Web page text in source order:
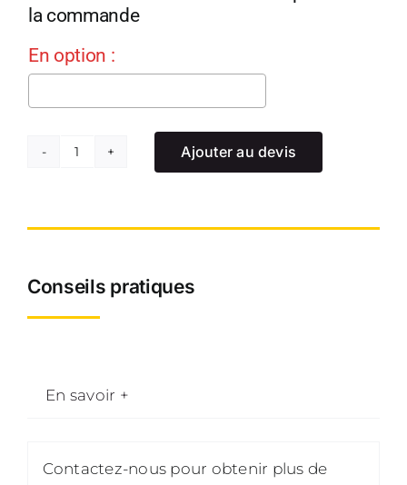
la commande
En option :
marches
Ajouter au devis
Conseils pratiques
En savoir +
Contactez-nous pour obtenir plus de